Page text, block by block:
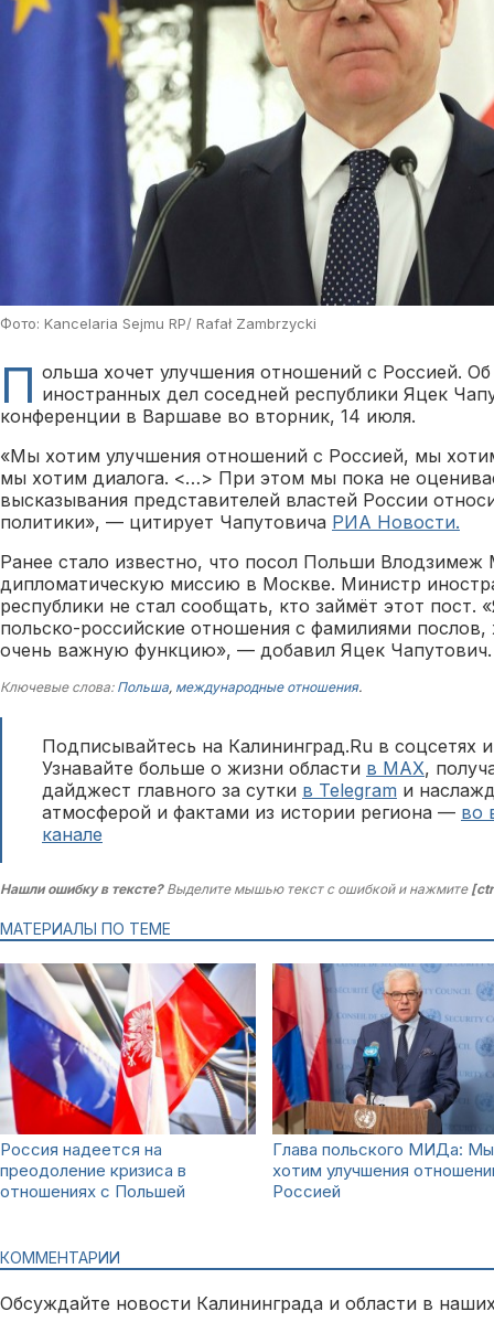
Фото: Kancelaria Sejmu RP/ Rafał Zambrzycki
П ольша хочет улучшения отношений с Россией.
иностранных дел соседней республики Яцек
конференции в Варшаве во вторник, 14 июля.
«Мы хотим улучшения отношений с Россией, мы
мы хотим диалога. <…> При этом мы пока не
высказывания представителей властей России
политики», — цитирует Чапутовича РИА Новости.
Ранее стало известно, что посол Польши
дипломатическую миссию в Москве. Министр
республики не стал сообщать, кто займёт этот пост.
польско-российские отношения с фамилиями
очень важную функцию», — добавил Яцек Чапутович.
Ключевые слова: Польша, международные отношения.
Подписывайтесь на Калининград.Ru в соцсетях
Узнавайте больше о жизни области в MAX,
дайджест главного за сутки в Telegram и
атмосферой и фактами из истории региона — во
канале
Нашли ошибку в тексте?Выделите мышью текст с ошибкой и нажмите
МАТЕРИАЛЫ ПО ТЕМЕ
Россия надеется на
преодоление кризиса в
отношениях с Польшей
Глава польского МИДа: Мы
хотим улучшения
Россией
КОММЕНТАРИИ
Обсуждайте новости Калининграда и области в